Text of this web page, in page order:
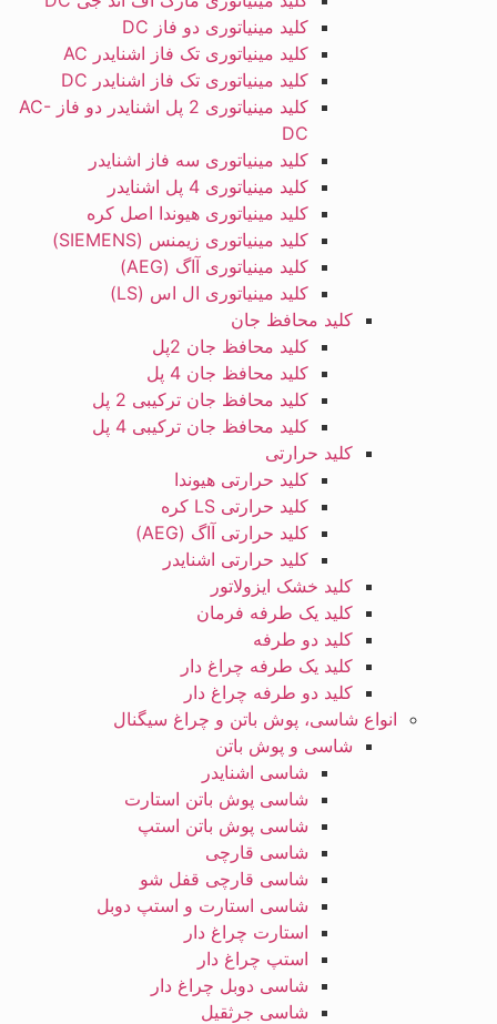
کلید مینیاتوری دو فاز DC
کلید مینیاتوری تک فاز اشنایدر AC
کلید مینیاتوری تک فاز اشنایدر DC
کلید مینیاتوری 2 پل اشنایدر دو فاز AC-
DC
کلید مینیاتوری سه فاز اشنایدر
کلید مینیاتوری 4 پل اشنایدر
کلید مینیاتوری هیوندا اصل کره
کلید مینیاتوری زیمنس (SIEMENS)
کلید مینیاتوری آاگ (AEG)
کلید مینیاتوری ال اس (LS)
کلید محافظ جان
کلید محافظ جان 2پل
کلید محافظ جان 4 پل
کلید محافظ جان ترکیبی 2 پل
کلید محافظ جان ترکیبی 4 پل
کلید حرارتی
کلید حرارتی هیوندا
کلید حرارتی LS کره
کلید حرارتی آاگ (AEG)
کلید حرارتی اشنایدر
کلید خشک ایزولاتور
کلید یک طرفه فرمان
کلید دو طرفه
کلید یک طرفه چراغ دار
کلید دو طرفه چراغ دار
انواع شاسی، پوش باتن و چراغ سیگنال
شاسی و پوش باتن
شاسی اشنایدر
شاسی پوش باتن استارت
شاسی پوش باتن استپ
شاسی قارچی
شاسی قارچی قفل شو
شاسی استارت و استپ دوبل
استارت چراغ دار
استپ چراغ دار
شاسی دوبل چراغ دار
شاسی جرثقیل